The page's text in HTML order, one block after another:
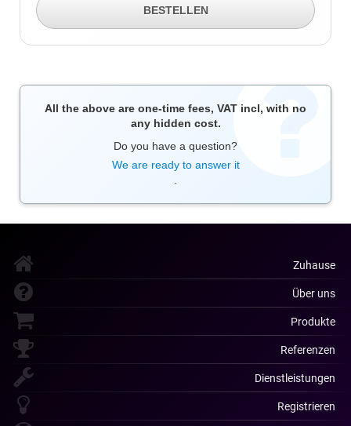
BESTELLEN
All the above are one-time fees, VAT incl, with no
any hidden cost.
Do you have a question?
We are ready to answer it
Zuhause
Über uns
Produkte
Referenzen
Dienstleistungen
Registrieren